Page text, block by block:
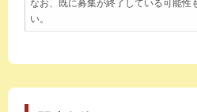
い。